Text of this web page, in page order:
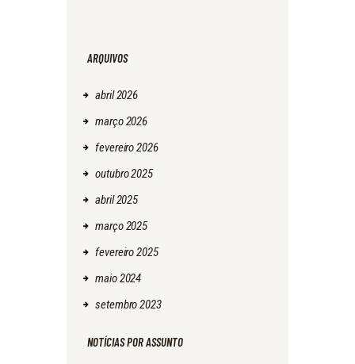
ARQUIVOS
abril2026
março2026
fevereiro2026
outubro2025
abril2025
março2025
fevereiro2025
maio2024
setembro2023
NOTÍCIAS POR ASSUNTO